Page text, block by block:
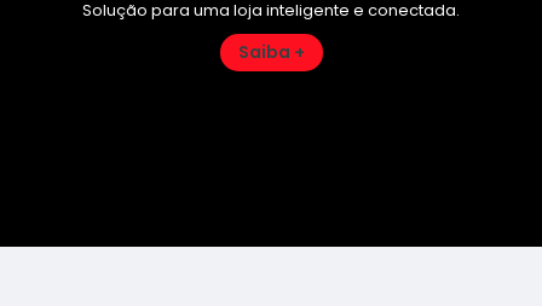
Solução para uma loja inteligente e conectada.
Saiba +